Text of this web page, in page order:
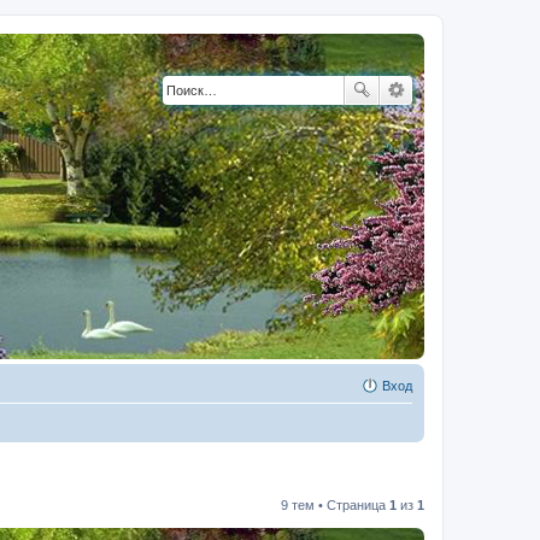
Вход
9 тем • Страница 1 из 1